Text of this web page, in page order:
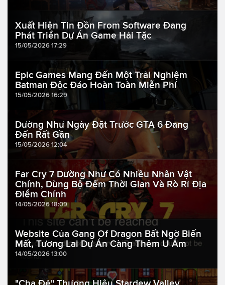
Xuất Hiện Tin Đồn From Software Đang
Phát Triển Dự Án Game Hải Tặc
15/05/2026 17:29
Epic Games Mang Đến Một Trải Nghiệm
Batman Độc Đáo Hoàn Toàn Miễn Phí
15/05/2026 16:29
Dường Như Ngày Đặt Trước GTA 6 Đang
Đến Rất Gần
15/05/2026 12:04
Far Cry 7 Dường Như Có Nhiều Nhân Vật
Chính, Dùng Bộ Đếm Thời Gian Và Rò Rỉ Địa
Điểm Chính
14/05/2026 18:09
Website Của Gang Of Dragon Bất Ngờ Biến
Mất, Tương Lai Dự Án Càng Thêm U Ám
14/05/2026 13:00